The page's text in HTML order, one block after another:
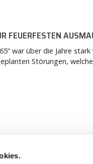
FEUERFESTEN
war über die Jahre
Störungen,